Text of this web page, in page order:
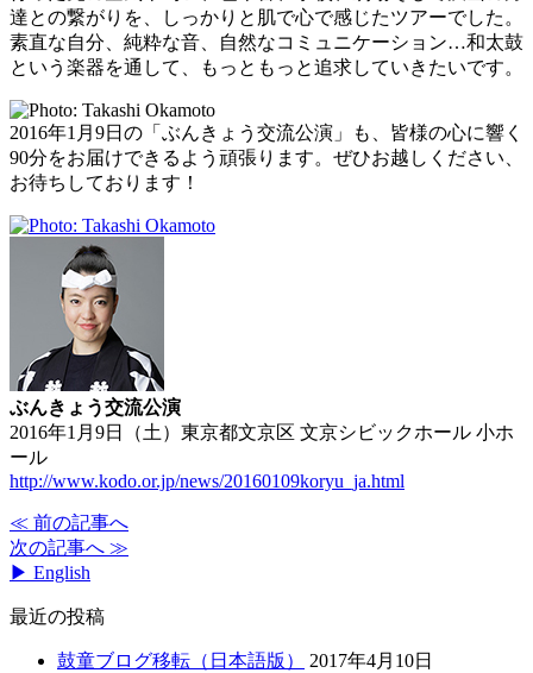
達との繋がりを、しっかりと肌で心で感じたツアーでした。
素直な自分、純粋な音、自然なコミュニケーション…和太鼓
という楽器を通して、もっともっと追求していきたいです。
2016年1月9日の「ぶんきょう交流公演」も、皆様の心に響く
90分をお届けできるよう頑張ります。ぜひお越しください、
お待ちしております！
ぶんきょう交流公演
2016年1月9日（土）東京都文京区 文京シビックホール 小ホ
ール
http://www.kodo.or.jp/news/20160109koryu_ja.html
≪ 前の記事へ
次の記事へ ≫
▶ English
最近の投稿
鼓童ブログ移転（日本語版）
2017年4月10日